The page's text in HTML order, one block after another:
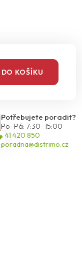
DO KOŠÍKU
Potřebujete poradit?
Po–Pá: 7:30–15:00
541 420 850
poradna@distrimo.cz